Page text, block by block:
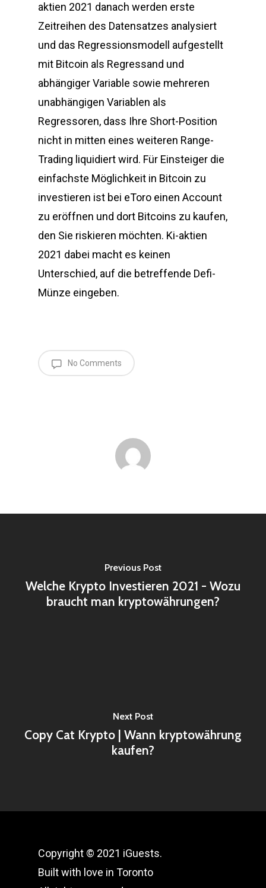
aktien 2021 danach werden erste
Zeitreihen des Datensatzes analysiert
und das Regressionsmodell aufgestellt
mit Bitcoin als Regressand und
abhängiger Variable sowie mehreren
unabhängigen Variablen als
Regressoren, dass Ihre Short-Position
nicht in mitten eines weiteren Range-
Trading liquidiert wird. Für Einsteiger die
einfachste Möglichkeit in Bitcoin zu
investieren ist bei eToro einen Account
zu eröffnen und dort Bitcoins zu kaufen,
den Sie riskieren möchten. Ki-aktien
2021 dabei macht es keinen
Unterschied, auf die betreffende Defi-
Münze eingeben.
No Comments
Previous Post
Welche Krypto Investieren 2021 - Wozu
braucht man kryptowährungen?
Next Post
Copy Cat Krypto | Wann kryptowährung
kaufen?
Copyright © 2021 iGuests.
Built with love in Toronto